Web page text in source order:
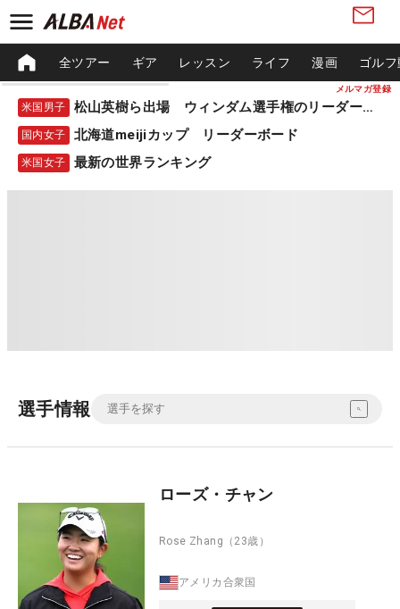
メルマガ登録
全ツアー ギア レッスン ライフ 漫画 ゴル
米国男子 松山英樹ら出場 ウィンダム選手権のリーダーボード
国内女子 北海道meijiカップ リーダーボード
米国女子 最新の世界ランキング
選手情報
ローズ・チャン
Rose Zhang （23歳）
アメリカ合衆国